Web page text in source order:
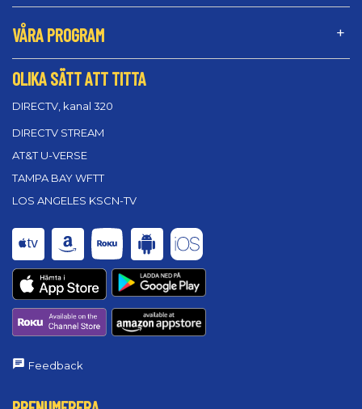
VÅRA PROGRAM
OLIKA SÄTT ATT TITTA
DIRECTV, kanal 320
DIRECTV STREAM
AT&T U-VERSE
TAMPA BAY WFTT
LOS ANGELES KSCN-TV
Feedback